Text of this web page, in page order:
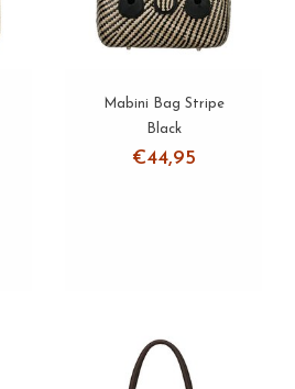
Mabini Bag Stripe
Black
€44,95